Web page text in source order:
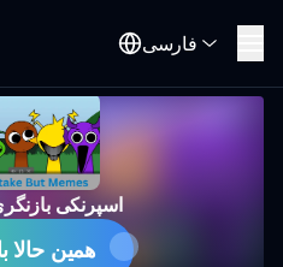
فارسی
اسپرنکی
همین حالا